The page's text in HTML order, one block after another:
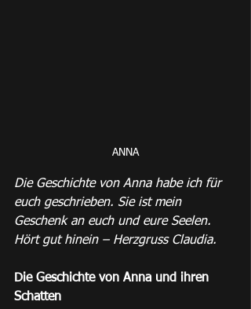
ANNA
Die Geschichte von Anna habe ich für
euch geschrieben. Sie ist mein
Geschenk an euch und eure Seelen.
Hört gut hinein – Herzgruss Claudia.
Die Geschichte von Anna und ihren
Schatten